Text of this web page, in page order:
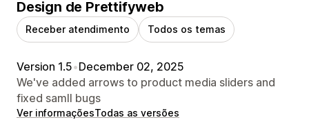
Design de Prettifyweb
Receber atendimento Todos os temas
Version 1.5•December 02, 2025
We've added arrows to product media sliders and
fixed samll bugs
Ver informaçõesTodas as versões